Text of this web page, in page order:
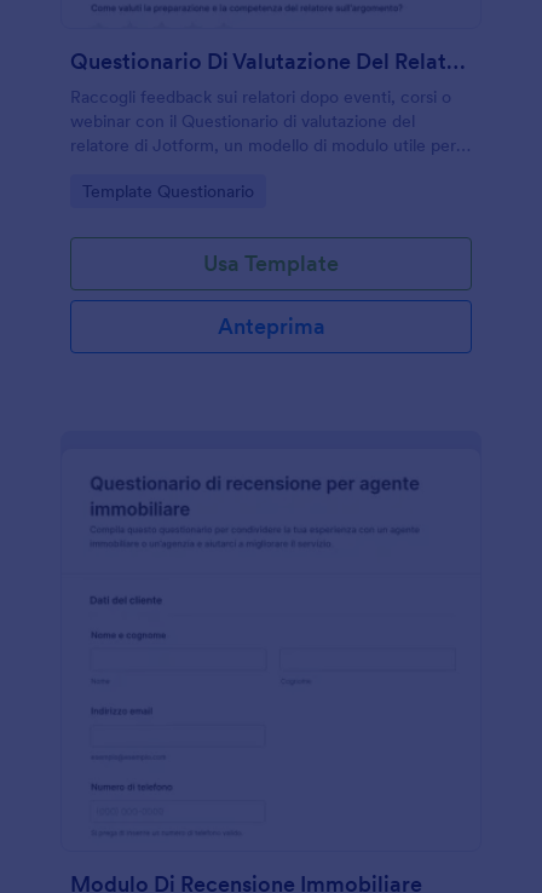
Questionario Di Valutazione Del Relatore
Raccogli feedback sui relatori dopo eventi, corsi o
webinar con il Questionario di valutazione del
relatore di Jotform, un modello di modulo utile per
presentazioni.
Go to Category:
Template Questionario
Usa Template
Anteprima
Modulo Di Recensione Immobiliare